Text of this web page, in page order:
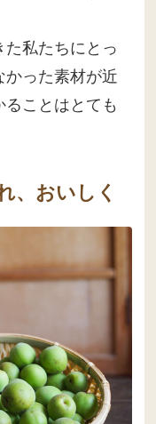
私たちにとっ
った素材が近
ことはとても
、おいしく